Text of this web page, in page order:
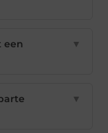
een
▼
▼